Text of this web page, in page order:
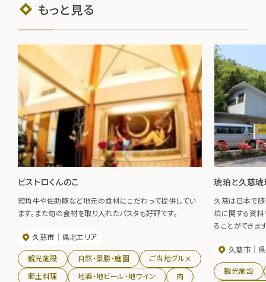
もっと見る
ビストロくんのこ
短角牛や佐助豚など地元の食材にこだわって提供してい
ます。また旬の食材を取り入れたパスタも好評です。
久慈市 県北エリア
観光施設 自然・景勝・庭園
ご当地グルメ
郷土料理
地酒・地ビール・地ワイン 肉
琥珀と久慈
久慈は日本で
珀に関する資
ることができま
見て、触れて、
の魅力をダイナ
石」や、琥珀を
久慈市
観光施設